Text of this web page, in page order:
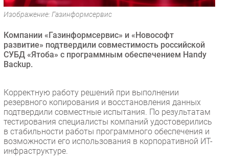
Безопасность
CIO/Управление ИТ
Гаджеты
Здоровье
РАЗДЕЛЫ
Новости
Аналитика
Интервью
Изображение: Газинформсервис
Компании «Газинформсервис» и «Новософт
развитие» подтвердили совместимость российской
СУБД «Ятоба» с программным обеспечением Handy
Backup.
Корректную работу решений при выполнении
резервного копирования и восстановления данных
подтвердили совместные испытания. По результатам
тестирования специалисты компаний удостоверились
в стабильности работы программного обеспечения и
возможности его использования в корпоративной ИТ-
инфраструктуре.